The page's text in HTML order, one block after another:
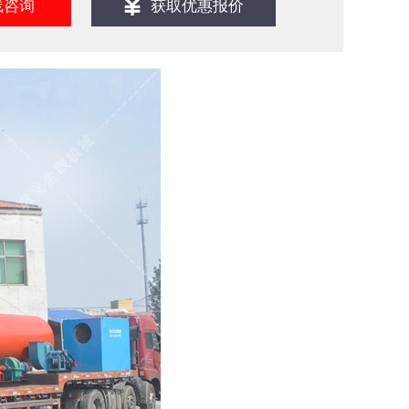
询 获取优惠报价